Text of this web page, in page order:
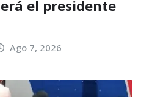
el presidente
Ago 7, 2026